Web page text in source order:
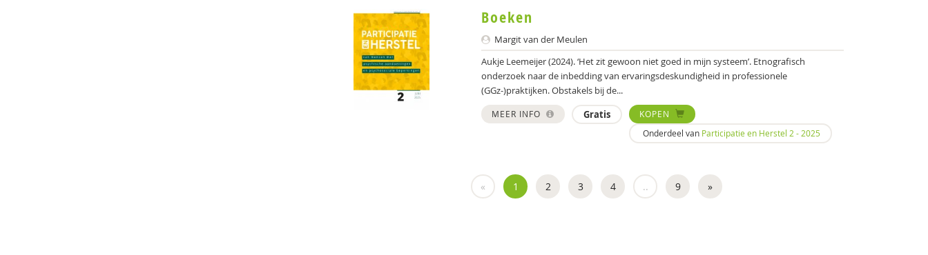
Boeken
Margit van der Meulen
Aukje Leemeijer (2024). ‘Het zit gewoon niet goed in mijn systeem’. Etnografisch
onderzoek naar de inbedding van ervaringsdeskundigheid in professionele
(GGz-)praktijken. Obstakels bij de...
MEER INFO Gratis
KOPEN
Onderdeel van Participatie en Herstel 2 - 2025
« 1 2 3 4 .. 9 »